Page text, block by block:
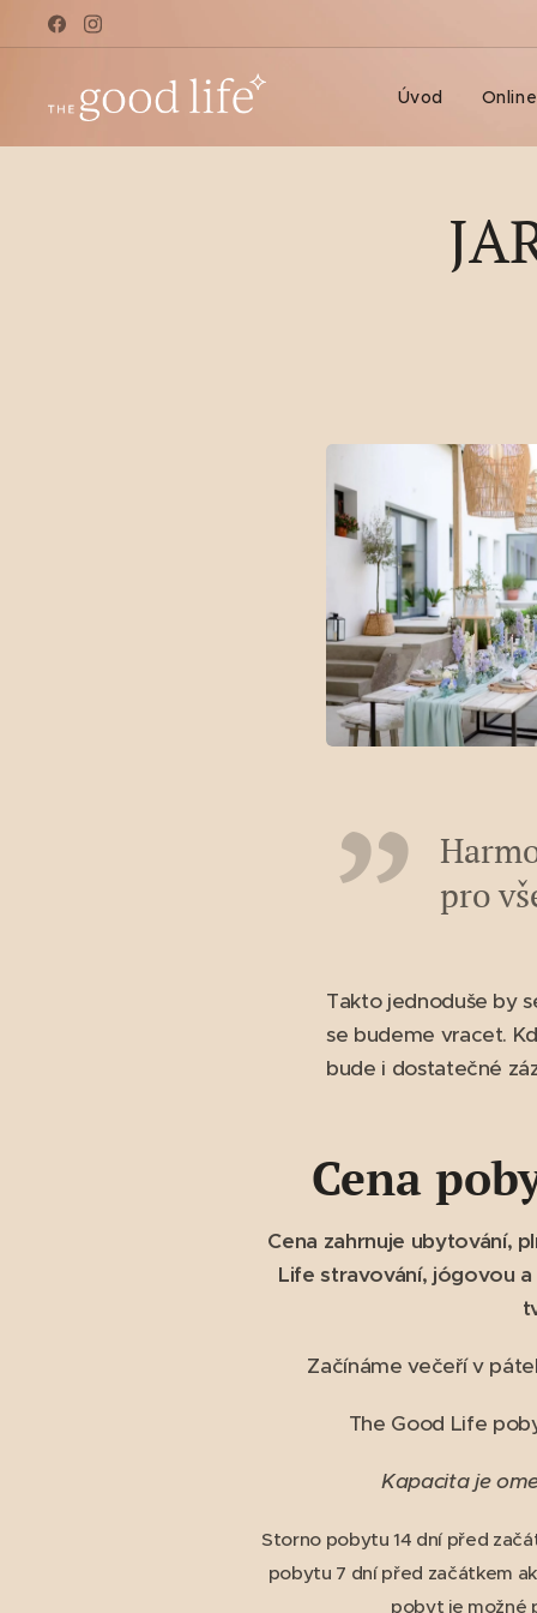
Úvod
pro
Takto jednoduše by
se budeme vracet.
bude i dostatečné
Cena
Cena zahrnuje ubytování,
Life stravování, jógovou
Začínáme večeří v
The Good Life
Kapacita je
Storno pobytu 14 dní před
pobytu 7 dní před začátkem
pobyt je možné